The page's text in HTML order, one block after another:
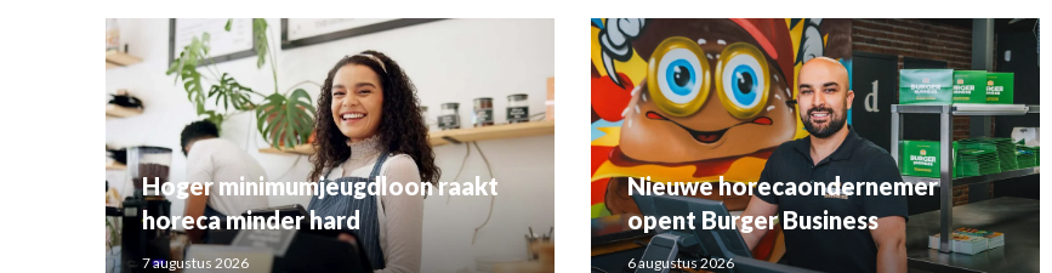
Hoger minimumjeugdloon raakt
horeca minder hard
7 augustus 2026
Nieuwe horecaondernemer
opent Burger Business
6 augustus 2026